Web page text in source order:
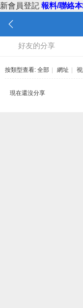
新會員登記 報料/聯絡
好友的分享
按類型查看: 全部 網址
現在還沒分享